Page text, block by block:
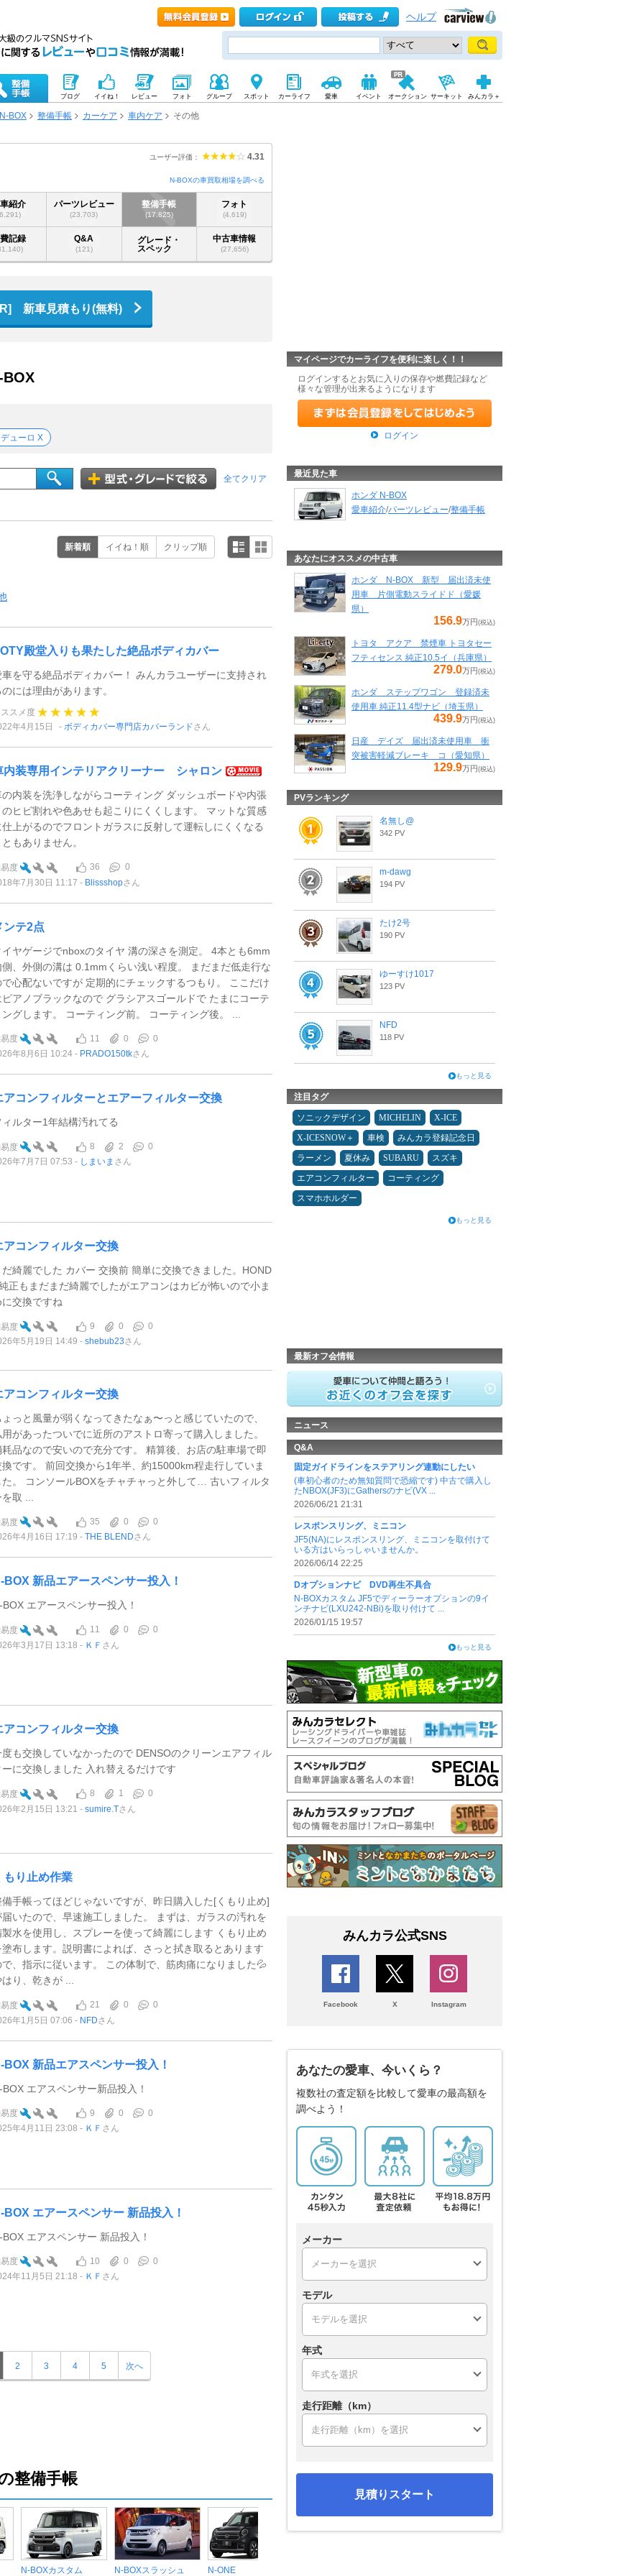
ヘルプ
ブログ イイね！ レビュー フォト グループ スポット カーライフ 愛車 イベント オークション サーキット みんカラ＋
N-BOX 整備手帳 カーケア 車内ケア その他
ユーザー評価： 4.31
N-BOXの車買取相場を調べる
紹介 パーツレビュー
(23,703)
整備手帳
(17,825)
フォト
(4,619)
記録 Q&A
(121)
グレード・
スペック
中古車情報
(27,656)
新車見積もり(無料)
ューロ X
全てクリア
新着順 イイね！順 クリップ順
殿堂入りも果たした絶品ボディカバー
車を守る絶品ボディカバー！ みんカラユーザーに支持され
には理由があります。
スメ度
年4月15日
ボディカバー専門店カバーランドさん
内装専用インテリアクリーナー シャロン
の内装を洗浄しながらコーティング ダッシュボードや内張
のヒビ割れや色あせも起こりにくくします。 マットな質感
仕上がるのでフロントガラスに反射して運転しにくくなる
もありません。
度 36
0
年7月30日 11:17
Blissshopさん
ンテ2点
イヤゲージでnboxのタイヤ 溝の深さを測定。 4本とも6mm
側、外側の溝は 0.1mmくらい浅い程度。 まだまだ低走行な
で心配ないですが 定期的にチェックするつもり。 ここだけ
ピアノブラックなので グラシアスゴールドで たまにコーテ
ングします。 コーティング前。 コーティング後。 ...
度 11 0
0
年8月6日 10:24
PRADO150tkさん
アコンフィルターとエアーフィルター交換
ィルター1年結構汚れてる
度 8 2
0
年7月7日 07:53
しまいま さん
アコンフィルター交換
だ綺麗でした カバー 交換前 簡単に交換できました。HOND
正もまだまだ綺麗でしたがエアコンはカビが怖いので小ま
に交換ですね
度 9 0
0
年5月19日 14:49
shebub23さん
アコンフィルター交換
ょっと風量が弱くなってきたなぁ〜っと感じていたので、
用があったついでに近所のアストロ寄って購入しました。
耗品なので安いので充分です。 精算後、お店の駐車場で即
換です。 前回交換から1年半、約15000km程走行していま
た。 コンソールBOXをチャチャっと外して… 古いフィルタ
取 ...
度 35 0
0
年4月16日 17:19
THE BLENDさん
BOX 新品エアースペンサー投入！
BOX エアースペンサー投入！
度 11 0
0
年3月17日 13:18
ＫＦ さん
アコンフィルター交換
度も交換していなかったので DENSOのクリーンエアフィル
ーに交換しました 入れ替えるだけです
度 8 1
0
年2月15日 13:21
sumire.Tさん
もり止め作業
備手帳ってほどじゃないですが、昨日購入した[くもり止め]
届いたので、早速施工しました。 まずは、ガラスの汚れを
製水を使用し、スプレーを使って綺麗にします くもり止め
塗布します。説明書によれば、さっと拭き取るとあります
で、指示に従います。 この体制で、筋肉痛になりました💦
はり、乾きが ...
度 21 0
0
年1月5日 07:06
NFDさん
BOX 新品エアスペンサー投入！
BOX エアスペンサー新品投入！
度 9 0
0
年4月11日 23:08
ＫＦ さん
BOX エアースペンサー 新品投入！
BOX エアスペンサー 新品投入！
度 10 0
0
年11月5日 21:18
ＫＦ さん
2 3 4 5 次へ
整備手帳
N-BOXカスタム N-BOXスラッシュ N-ONE
マイページでカーライフを便利に楽しく！！
ログインするとお気に入りの保存や燃費記録など
様々な管理が出来るようになります
ログイン
最近見た車
ホンダ N-BOX
愛車紹介/パーツレビュー/整備手帳
あなたにオススメの中古車
ホンダ N-BOX 新型 届出済未使
用車 片側電動スライドド（愛媛
県）
156.9万円 (税込)
トヨタ アクア 禁煙車 トヨタセー
フティセンス 純正10.5イ（兵庫県）
279.0万円 (税込)
ホンダ ステップワゴン 登録済未
使用車 純正11.4型ナビ（埼玉県）
439.9万円 (税込)
日産 デイズ 届出済未使用車 衝
突被害軽減ブレーキ コ（愛知県）
129.9万円 (税込)
PVランキング
名無し@
342 PV
m-dawg
194 PV
たけ2号
190 PV
ゆーすけ1017
123 PV
NFD
118 PV
もっと見る
注目タグ
ソニックデザイン MICHELIN
X-ICE
X-ICESNOW＋
車検
みんカラ登録記念日
ラーメン
夏休み SUBARU
スズキ
エアコンフィルター
コーティング
スマホホルダー
もっと見る
最新オフ会情報
ニュース
Q&A
固定ガイドラインをステアリング連動にしたい
(車初心者のため無知質問で恐縮です) 中古で購入し
たNBOX(JF3)にGathersのナビ(VX ...
2026/06/21 21:31
レスポンスリング、ミニコン
JF5(NA)にレスポンスリング、ミニコンを取付けて
いる方はいらっしゃいませんか。
2026/06/14 22:25
Dオプションナビ DVD再生不具合
N-BOXカスタム JF5でディーラーオプションの9イ
ンチナビ(LXU242-NBi)を取り付けて ...
2026/01/15 19:57
もっと見る
みんカラ公式SNS
Facebook X Instagram
あなたの愛車、今いくら？
複数社の査定額を比較して愛車の最高額を
調べよう！
メーカー
モデル
年式
走行距離（km）
見積りスタート